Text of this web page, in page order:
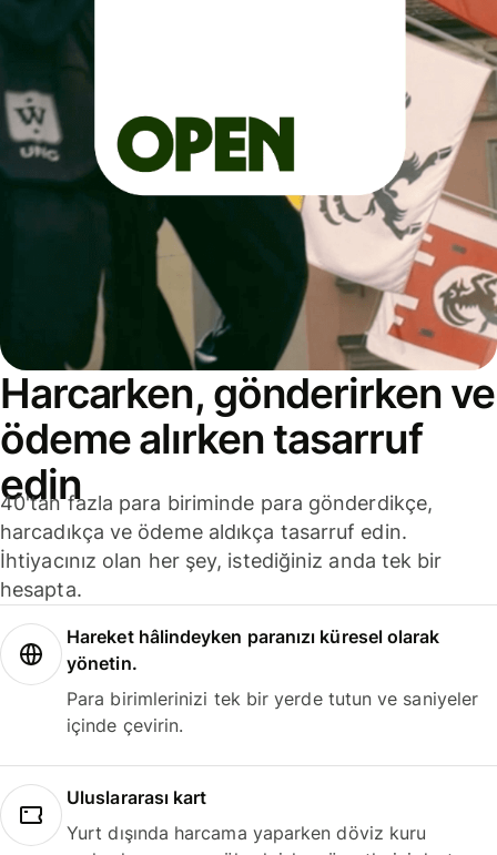
Harcarken, gönderirken ve
ödeme alırken tasarruf
edin
40'tan fazla para biriminde para gönderdikçe,
harcadıkça ve ödeme aldıkça tasarruf edin.
İhtiyacınız olan her şey, istediğiniz anda tek bir
hesapta.
Hareket hâlindeyken paranızı küresel olarak
yönetin.
Para birimlerinizi tek bir yerde tutun ve saniyeler
içinde çevirin.
Uluslararası kart
Yurt dışında harcama yaparken döviz kuru